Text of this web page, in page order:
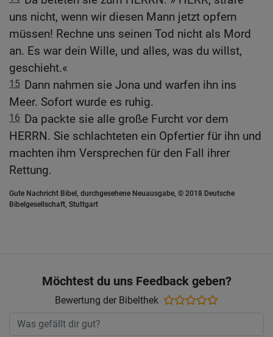
uns nicht, wenn wir diesen Mann jetzt opfern
müssen! Rechne uns seinen Tod nicht als Mord
an. Es war dein Wille, und alles, was du willst,
geschieht.«
15 Dann nahmen sie Jona und warfen ihn ins
Meer. Sofort wurde es ruhig.
16 Da packte sie alle große Furcht vor dem
HERRN. Sie schlachteten ein Opfertier für ihn und
machten ihm Versprechen für den Fall ihrer
Rettung.
Gute Nachricht Bibel, durchgesehene Neuausgabe, © 2018 Deutsche
Bibelgesellschaft, Stuttgart
Möchtest du uns Feedback geben?
Bewertung der Bibelthek